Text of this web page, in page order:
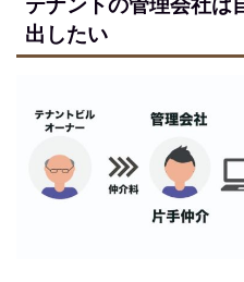
テナントの管理会社は
出したい